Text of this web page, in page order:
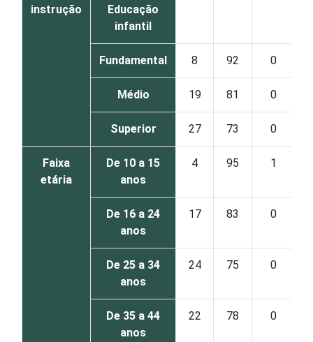
instrução
Educação
infantil
Fundamental 8 92 0
Médio 19 81 0
Superior 27 73 0
Faixa
etária
De 10 a 15
anos
4 95 1
De 16 a 24
anos
17 83 0
De 25 a 34
anos
24 75 0
De 35 a 44
anos
22 78 0